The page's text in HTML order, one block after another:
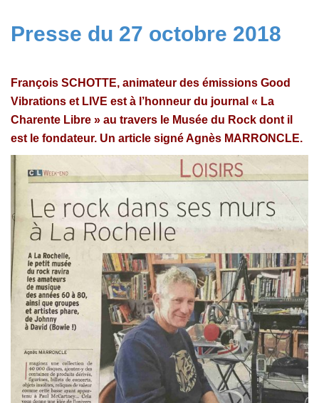
Presse du 27 octobre 2018
François SCHOTTE, animateur des émissions Good
Vibrations et LIVE est à l’honneur du journal « La
Charente Libre » au travers le Musée du Rock dont il
est le fondateur. Un article signé Agnès MARRONCLE.